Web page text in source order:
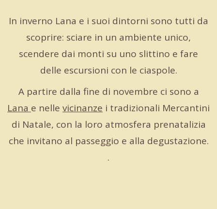
In inverno Lana e i suoi dintorni sono tutti da
scoprire: sciare in un ambiente unico,
scendere dai monti su uno slittino e fare
delle escursioni con le ciaspole.
A partire dalla fine di novembre ci sono a
Lana e nelle vicinanze i tradizionali Mercantini
di Natale, con la loro atmosfera prenatalizia
che invitano al passeggio e alla degustazione.
.